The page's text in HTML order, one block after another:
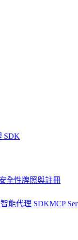
SDK
全性牌照與註冊
能代理 SDKMCP